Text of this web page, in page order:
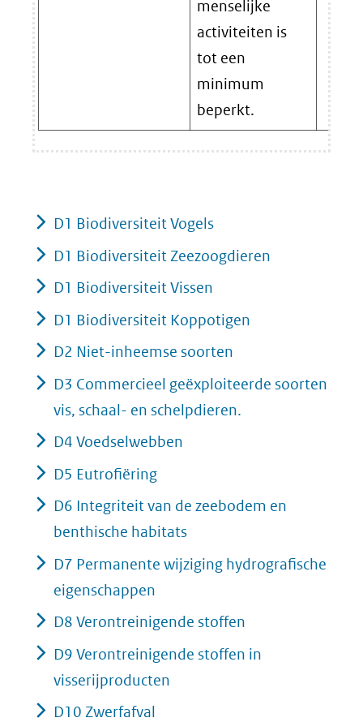
menselijke
activiteiten is
tot een
minimum
beperkt.
D1 Biodiversiteit Vogels
D1 Biodiversiteit Zeezoogdieren
D1 Biodiversiteit Vissen
D1 Biodiversiteit Koppotigen
D2 Niet-inheemse soorten
D3 Commercieel geëxploiteerde soorten
vis, schaal- en schelpdieren.
D4 Voedselwebben
D5 Eutrofiëring
D6 Integriteit van de zeebodem en
benthische habitats
D7 Permanente wijziging hydrografische
eigenschappen
D8 Verontreinigende stoffen
D9 Verontreinigende stoffen in
visserijproducten
D10 Zwerfafval